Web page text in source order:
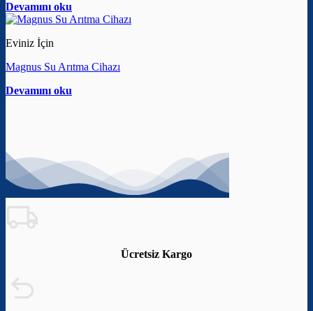
Devamını oku
Eviniz İçin
Magnus Su Arıtma Cihazı
Devamını oku
Ücretsiz Kargo